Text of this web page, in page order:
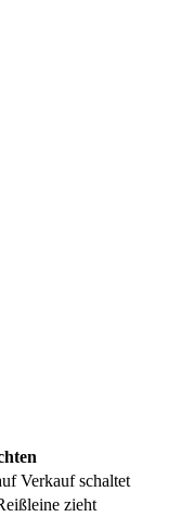
Verkauf schaltet
zieht